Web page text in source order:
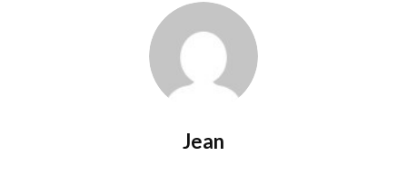
Jean